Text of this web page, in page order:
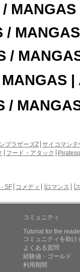
/
/
|
/
ブラザーズZ サイコマンテ
フード・アタック
SF コメディ ロマンス
コミュニティ
Tutorial for the
コミュニティを助け
よくある質問
経験値・ゴールド
利用期間